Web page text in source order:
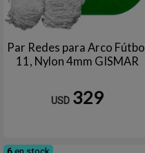
Par Redes para Arco Fútbol
11, Nylon 4mm GISMAR
USD 329